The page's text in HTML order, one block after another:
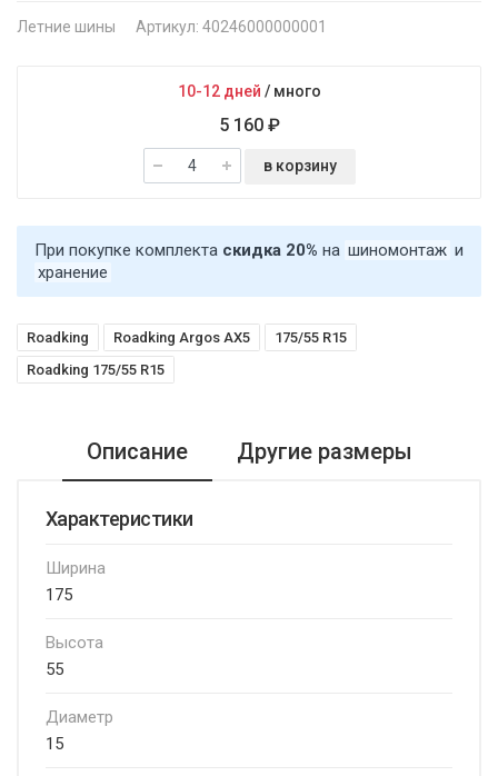
Летние шины Артикул: 40246000000001
10-12 дней / много
5 160 ₽
в корзину
При покупке комплекта скидка 20% на шиномонтаж и
хранение
Roadking Roadking Argos AX5
175/55 R15
Roadking 175/55 R15
Описание Другие размеры
Характеристики
Ширина
175
Высота
55
Диаметр
15